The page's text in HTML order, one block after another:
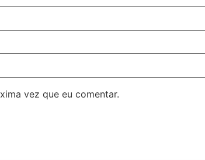
vez que eu comentar.